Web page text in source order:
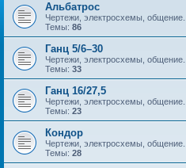
Альбатрос
Чертежи, электросхемы, общение...
Темы: 86
Ганц 5/6–30
Чертежи, электросхемы, общение...
Темы: 33
Ганц 16/27,5
Чертежи, электросхемы, общение...
Темы: 23
Кондор
Чертежи, электросхемы, общение...
Темы: 28